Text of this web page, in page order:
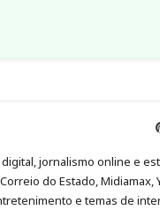
jornalismo online e
do Estado, Midiamax,
e temas de